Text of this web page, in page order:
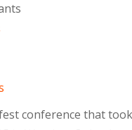
conference that